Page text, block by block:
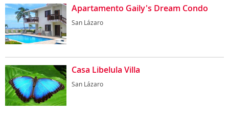
Apartamento Gaily's Dream Condo
San Lázaro
Casa Libelula Villa
San Lázaro